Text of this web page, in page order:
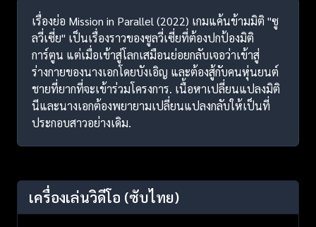
เรื่องย่อ Mission in Parallel (2022) เกมแค้นข้ามมิติ "ซู
ลวี่เซี่ย" เป็นเรื่องราวของซูลวี่เซี่ยที่ต้องปกป้องมิติ
การ์ตูน แต่เมื่อเข้าสู่โลกเสมือนย่อยกลับเจอว่าเข้าสู่
ร่างกายของนางเอกโดยบังเอิญ และต้องสู้กับคนหุ่นยนต์
ชายที่ยากที่จะเข้าร่วมโครงการ. เนื้อหาเปลี่ยนแปลงมิติ
นีและนางเอกต้องพยายามเปลี่ยนแปลงกลับให้เป็นที่
ประกอบสาวอย่างเดิม.
เครื่องเล่นวิดีโอ (ซับไทย)